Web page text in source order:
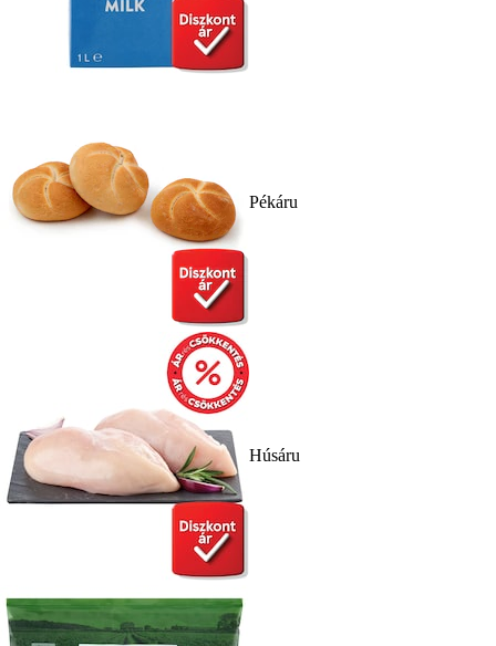
Pékáru
Húsáru